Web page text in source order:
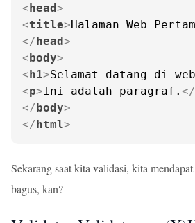
<head>
<title>Halaman Web
</head>
<body>
<h1>Selamat datang di
<p>Ini adalah paragraf. </
</body>
</html>
Sekarang saat kita validasi, kita
bagus, kan?